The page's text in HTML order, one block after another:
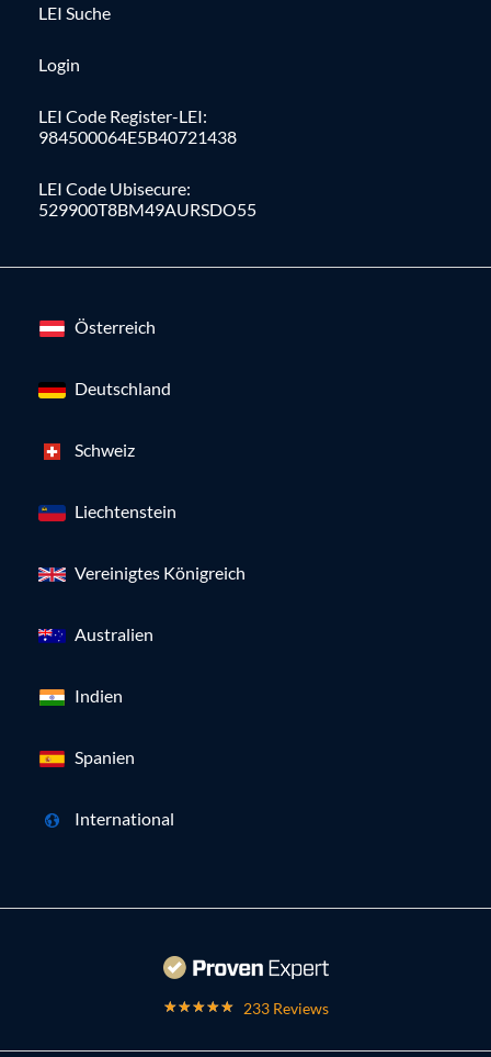
LEI Suche
Login
LEI Code Register-LEI:
984500064E5B40721438
LEI Code Ubisecure:
529900T8BM49AURSDO55
Österreich
Deutschland
Schweiz
Liechtenstein
Vereinigtes Königreich
Australien
Indien
Spanien
International
233 Reviews